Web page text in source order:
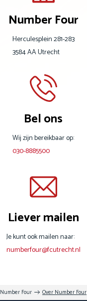
Number Four
Herculesplein 281-283
3584 AA Utrecht
Bel ons
Wij zijn bereikbaar op:
030-8885500
Liever mailen
Je kunt ook mailen naar:
numberfour@fcutrecht.nl
Number Four Over Number Four